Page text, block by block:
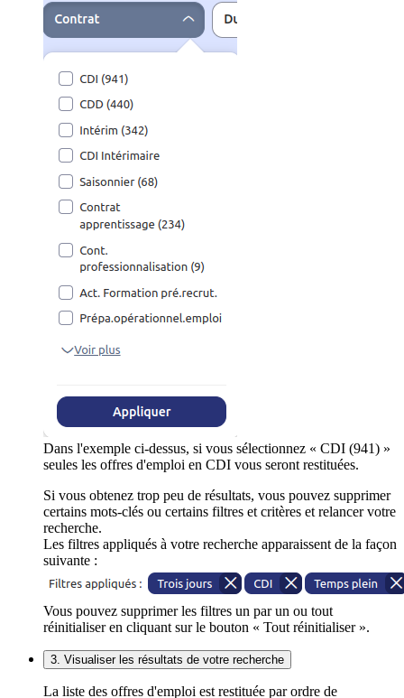
Dans l'exemple ci-dessus, si vous sélectionnez « CDI (941) »
seules les offres d'emploi en CDI vous seront restituées.
Si vous obtenez trop peu de résultats, vous pouvez supprimer
certains mots-clés ou certains filtres et critères et relancer votre
recherche.
Les filtres appliqués à votre recherche apparaissent de la façon
suivante :
Vous pouvez supprimer les filtres un par un ou tout
réinitialiser en cliquant sur le bouton « Tout réinitialiser ».
3. Visualiser les résultats de votre recherche
La liste des offres d'emploi est restituée par ordre de